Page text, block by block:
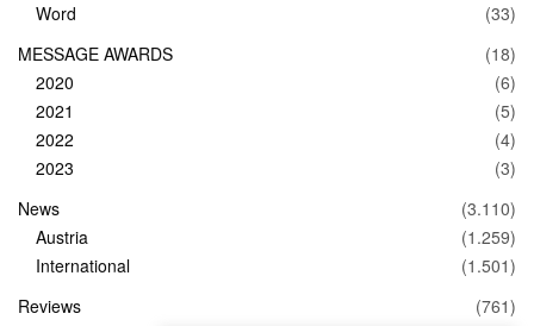
Word
(33)
MESSAGE AWARDS
(18)
2020
(6)
2021
(5)
2022
(4)
2023
(3)
News
(3.110)
Austria
(1.259)
International
(1.501)
Reviews
(761)